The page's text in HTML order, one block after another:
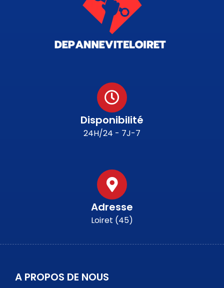
Disponibilité
24H/24 - 7J-7
Adresse
Loiret (45)
A PROPOS DE NOUS